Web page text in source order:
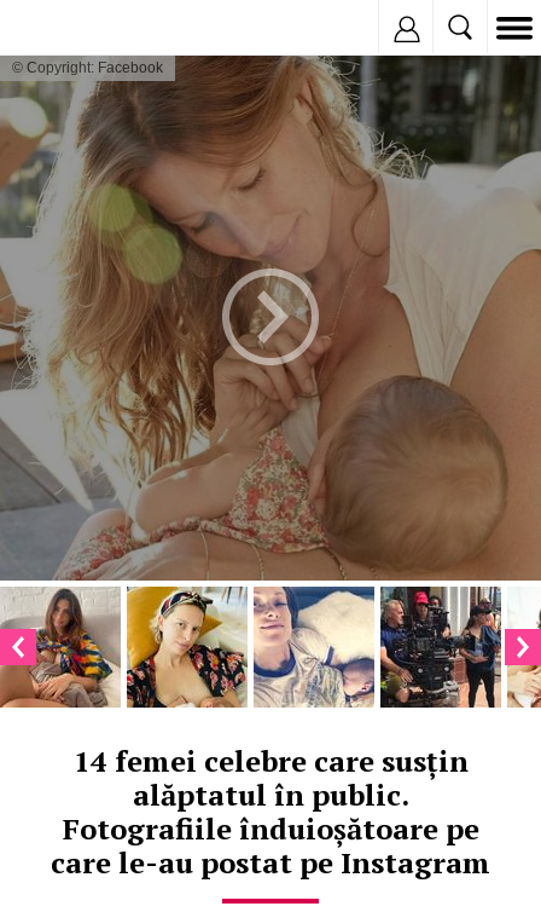
© Copyright: Facebook
14 femei celebre care susțin
alăptatul în public.
Fotografiile înduioșătoare pe
care le-au postat pe Instagram